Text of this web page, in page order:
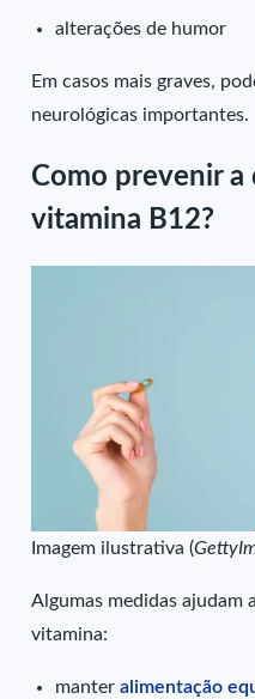
alterações de humor
Em casos mais graves,
neurológicas importantes.
Como prevenir a
vitamina B12?
Imagem ilustrativa (
Algumas medidas ajudam
vitamina:
manteralimentação